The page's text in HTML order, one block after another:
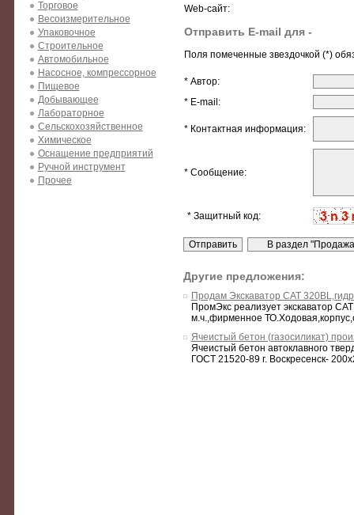
Торговое
Весоизмерительное
Упаковочное
Строительное
Автомобильное
Насосное, компрессорное
Пищевое
Добывающее
Лабораторное
Сельскохозяйственное
Химическое
Оснащение предприятий
Ручной инструмент
Прочее
Web-сайт:
Отправить E-mail для -
Поля помеченные звездочкой (*)
* Автор:
* E-mail:
* Контактная информация:
* Сообщение:
* Защитный код:
Другие предложения:
Продам Экскаватор CAT
ПромЭкс реализует экскаватор
м.ч.,фирменное
Ячеистый бетон (газосиликат)
Ячеистый бетон автоклавного
ГОСТ 21520-89 г. Воскресенск-